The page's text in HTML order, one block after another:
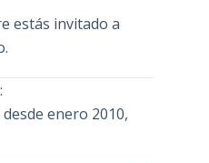
estás invitado a
enero 2010,